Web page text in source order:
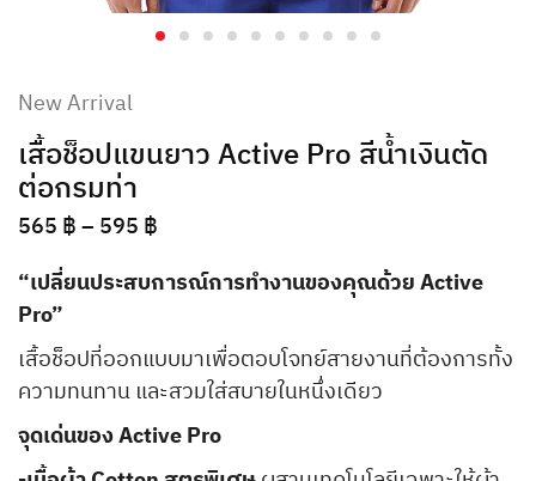
New Arrival
เสื้อช็อปแขนยาว Active Pro สีน้ำเงินตัด
ต่อกรมท่า
565 ฿– 595 ฿
“เปลี่ยนประสบการณ์การทำงานของคุณด้วย Active
Pro”
เสื้อช็อปที่ออกแบบมาเพื่อตอบโจทย์สายงานที่ต้องการทั้ง
ความทนทาน และสวมใส่สบายในหนึ่งเดียว
จุดเด่นของ Active Pro